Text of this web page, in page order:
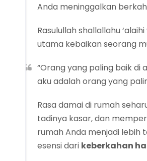
Anda meninggalkan
Rasulullah shallallahu
utama kebaikan seorang
“Orang yang paling baik
aku adalah orang yang
Rasa damai di rumah
tadinya kasar, dan
rumah Anda menjadi lebih
esensi dari keberkahan